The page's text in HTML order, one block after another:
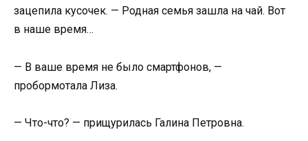
зацепила кусочек. — Родная семья зашла на чай. Вот
в наше время…
— В ваше время не было смартфонов, —
пробормотала Лиза.
— Что-что? — прищурилась Галина Петровна.